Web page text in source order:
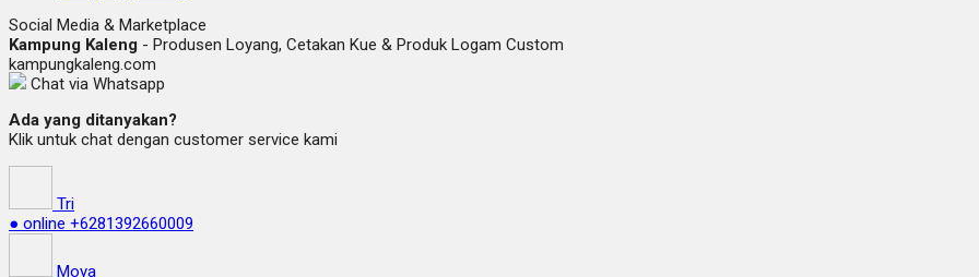
Social Media & Marketplace
Kampung Kaleng - Produsen Loyang, Cetakan Kue & Produk Logam Custom
kampungkaleng.com
Chat via Whatsapp
Ada yang ditanyakan?
Klik untuk chat dengan customer service kami
Tri
● online +6281392660009
Moya